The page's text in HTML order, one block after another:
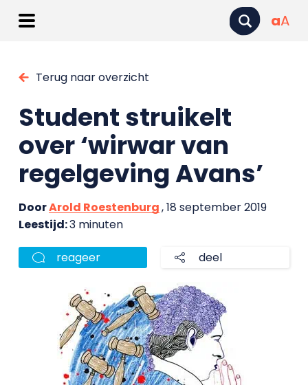
aA
Terug naar overzicht
Student struikelt
over ‘wirwar van
regelgeving Avans’
DoorArold Roestenburg, 18 september 2019
Leestijd:3 minuten
reageer deel